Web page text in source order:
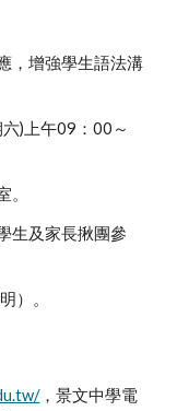
，增強學生語法溝
)上午09：00～
。
生及家長揪團參
）。
，景文中學電